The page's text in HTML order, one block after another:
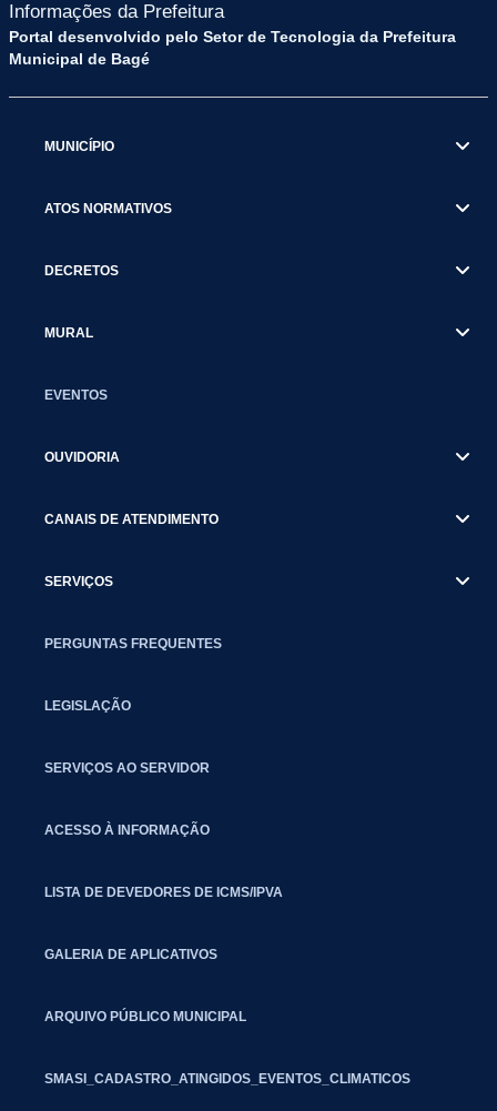
Informações da Prefeitura
Portal desenvolvido pelo Setor de Tecnologia da Prefeitura
Municipal de Bagé
MUNICÍPIO
ATOS NORMATIVOS
DECRETOS
MURAL
EVENTOS
OUVIDORIA
CANAIS DE ATENDIMENTO
SERVIÇOS
PERGUNTAS FREQUENTES
LEGISLAÇÃO
SERVIÇOS AO SERVIDOR
ACESSO À INFORMAÇÃO
LISTA DE DEVEDORES DE ICMS/IPVA
GALERIA DE APLICATIVOS
ARQUIVO PÚBLICO MUNICIPAL
SMASI_CADASTRO_ATINGIDOS_EVENTOS_CLIMATICOS